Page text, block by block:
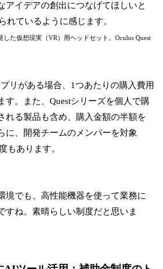
アイデアの創出につなげてほしいと
れているように感じます。
した仮想現実（VR）用ヘッドセット。Oculus Quest
リがある場合、1つあたりの購入費用
す。また、Questシリーズを個人で購
れる製品も含め、購入金額の半額を
に、開発チームのメンバーを対象
もあります。
境でも、高性能機器を使って業務に
すね。素晴らしい制度だと思いま